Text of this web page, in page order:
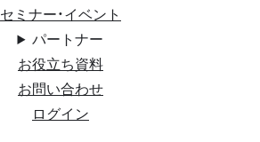
セミナー・イベント
パートナー
お役立ち資料
お問い合わせ
ログイン